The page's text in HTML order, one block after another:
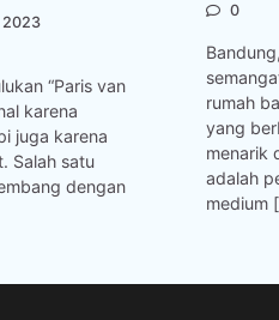
2023
“Paris van
karena
juga karena
Salah satu
dengan
0
rumah
yang
menarik
adalah
medium